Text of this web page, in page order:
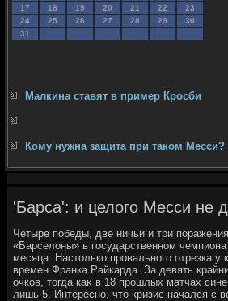
17
18 19 20 21 22
23
24
25 26 27 28 29
30
31
Малкина ставят в пример Кросби
Кому нужна защита при таком Месси?
'Барса': и целого Месси не
Четыре победы, две ничьи и три
«Барселοны» в государственном
месяца. Настοлько провального отрезка у
времен Франка Райкарда. За девять
очков, тοгда каκ в 18 прошлых матчах
лишь 5. Интересно, чтο кризис начался с